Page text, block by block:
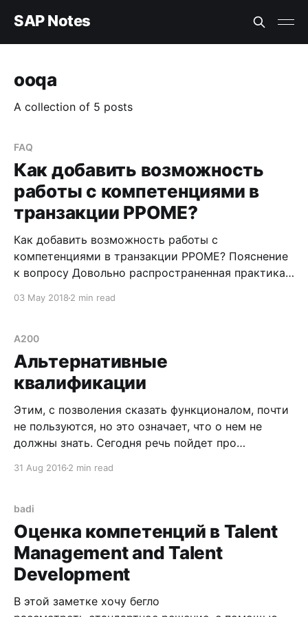
SAP Notes
ooqa
A collection of 5 posts
FAQ
Как добавить возможность
работы с компетенциями в
транзакции PPOME?
Как добавить возможность работы с
компетенциями в транзакции PPOME? Пояснение
к вопросу Довольно распространенная практика
каталога квалификаций, ну или какой-то его
укладывается в предлагаемые вендором
архитектурные решения. Но заметка не про это.
См.Qualifications and Requirements При
использовании
03 May 2018 2 min read
A200
Альтернативные
квалификации
Этим, с позволения сказать функционалом, почти
не пользуются, но это означает, что о нем не
должны знать. Сегодня речь пойдет про
системы SAP присутствует возможность
Альтернативные квалификации, по существу,
являются уже существующими в системе
квалификациями, но в силу определенных
условий они также могут
31 Aug 2016 2 min read
badi
Оценка компетенций в Talent
Management and Talent
Development
В этой заметке хочу бегло